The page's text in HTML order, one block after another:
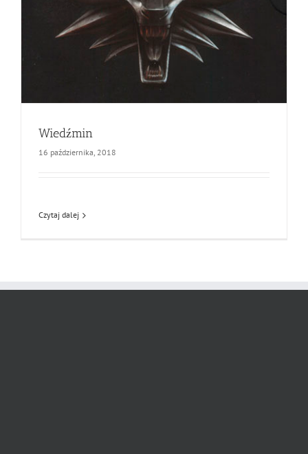
Wiedźmin
16 października, 2018
Czytaj dalej